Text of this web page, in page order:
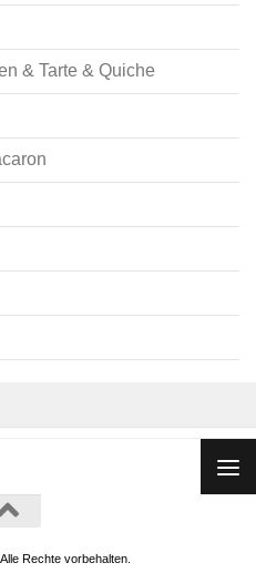
& Tarte & Quiche
Rechte vorbehalten.